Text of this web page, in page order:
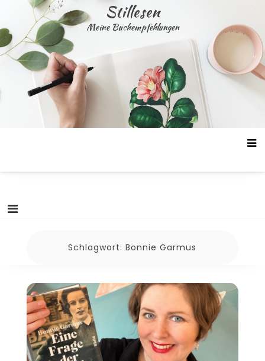
content
Stillesen
Meine Buchempfehlungen
Schlagwort:Bonnie Garmus